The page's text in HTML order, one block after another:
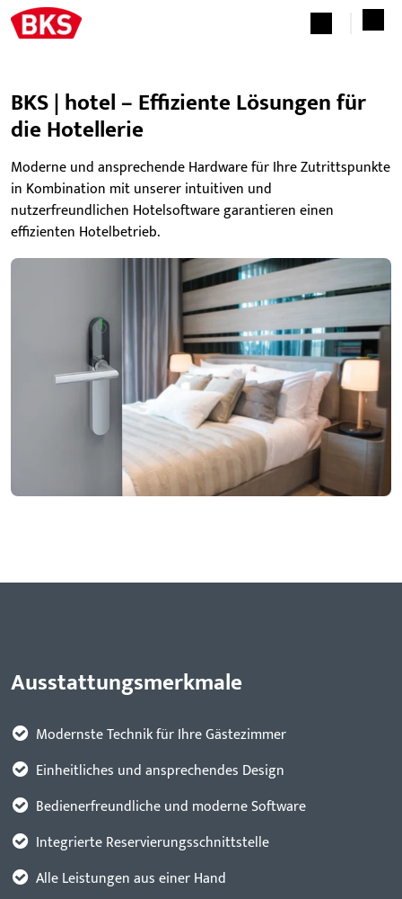
BKS | hotel – Effiziente Lösungen für
die Hotellerie
Moderne und ansprechende Hardware für Ihre Zutrittspunkte
in Kombination mit unserer intuitiven und
nutzerfreundlichen Hotelsoftware garantieren einen
effizienten Hotelbetrieb.
Ausstattungsmerkmale
Modernste Technik für Ihre Gästezimmer
Einheitliches und ansprechendes Design
Bedienerfreundliche und moderne Software
Integrierte Reservierungsschnittstelle
Alle Leistungen aus einer Hand